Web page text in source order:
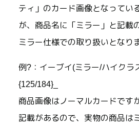
ティ」のカード画像となってい
が、商品名に「ミラー」と記載
ミラー仕様での取り扱いとなり
例?：イーブイ(ミラー/ハイクラ
{125/184}_
商品画像はノーマルカードです
記載があるので、実物の商品は